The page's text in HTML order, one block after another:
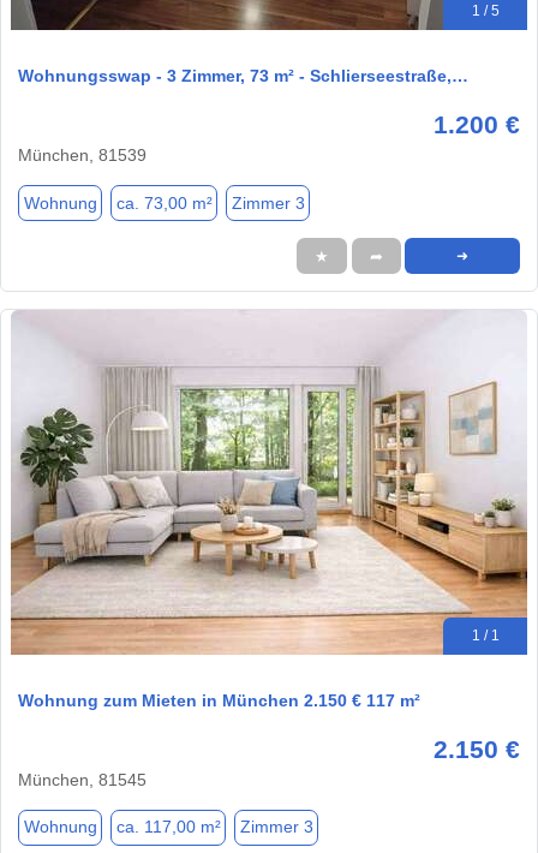
1 / 5
Wohnungsswap - 3 Zimmer, 73 m² - Schlierseestraße,…
1.200 €
München, 81539
Wohnung ca. 73,00 m² Zimmer 3
★ ➦ ➜
1 / 1
Wohnung zum Mieten in München 2.150 € 117 m²
2.150 €
München, 81545
Wohnung ca. 117,00 m² Zimmer 3